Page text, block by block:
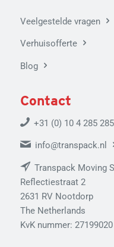
Veelgestelde vragen
Verhuisofferte
Blog
Contact
+31 (0) 10 4 285 285
info@transpack.nl
Transpack Moving
Reflectiestraat 2
2631 RV Nootdorp
The Netherlands
KvK nummer: 27199020